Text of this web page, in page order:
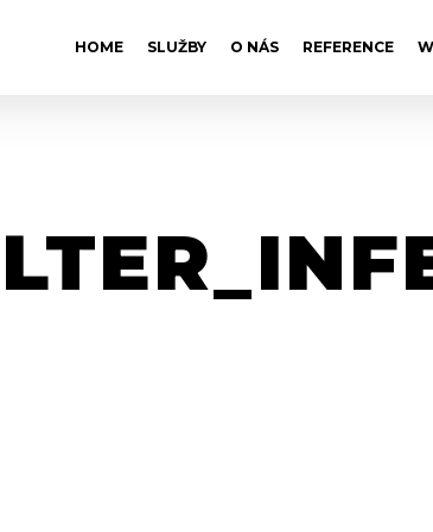
HOME SLUŽBY O NÁS REFERENCE